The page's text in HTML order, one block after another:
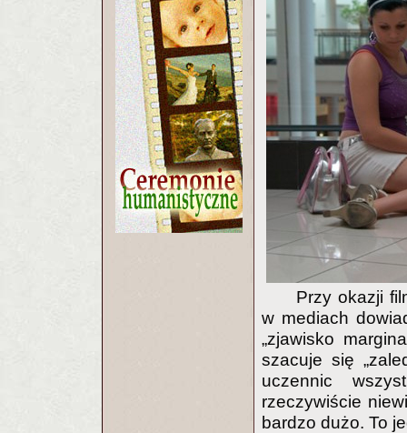
Przy okazji
w mediach
„zjawisko
szacuje się
uczennic
rzeczywiście
bardzo dużo. To